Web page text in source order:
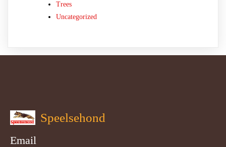
Trees
Uncategorized
Speelsehond
Email